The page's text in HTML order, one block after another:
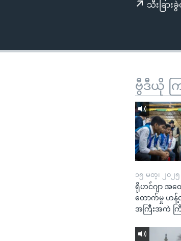
သီးခြာ
ဗွီဒီယို က
၁၅ မတ္၊ ၂၀၂၅
ရိုဟင်ဂျာ အ
တောက်မှု ဟန့်
အကြီးအကဲ က